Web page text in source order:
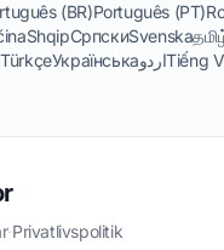
(BR)Português (PT)
ShqipСрпскиSvenska
TürkçeУкраїнськаاردوTiếng
·Privatlivspolitik